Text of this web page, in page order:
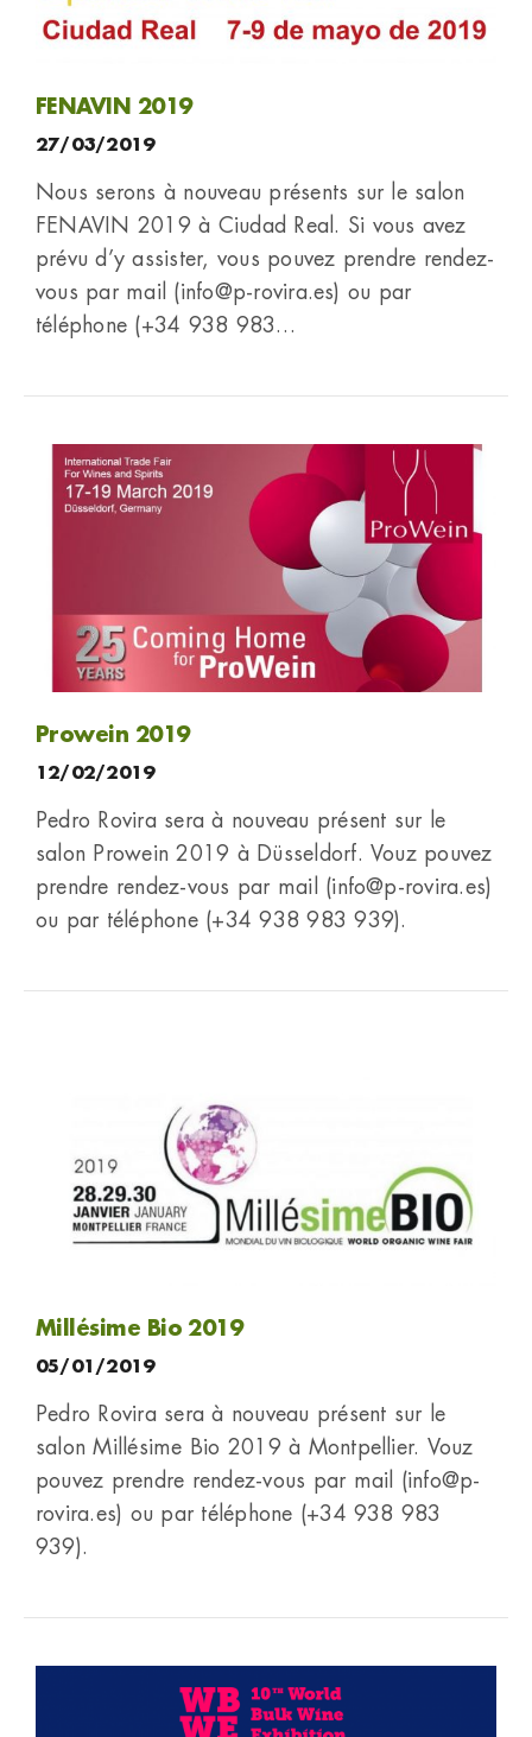
FENAVIN 2019
27/03/2019
Nous serons à nouveau présents sur le salon
FENAVIN 2019 à Ciudad Real. Si vous avez
prévu d’y assister, vous pouvez prendre rendez-
vous par mail (info@p-rovira.es) ou par
téléphone (+34 938 983…
Prowein 2019
12/02/2019
Pedro Rovira sera à nouveau présent sur le
salon Prowein 2019 à Düsseldorf. Vouz pouvez
prendre rendez-vous par mail (info@p-rovira.es)
ou par téléphone (+34 938 983 939).
Millésime Bio 2019
05/01/2019
Pedro Rovira sera à nouveau présent sur le
salon Millésime Bio 2019 à Montpellier. Vouz
pouvez prendre rendez-vous par mail (info@p-
rovira.es) ou par téléphone (+34 938 983
939).